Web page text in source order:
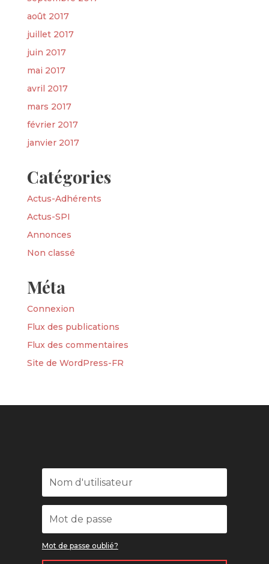
août 2017
juillet 2017
juin 2017
mai 2017
avril 2017
mars 2017
février 2017
janvier 2017
Catégories
Actus-Adhérents
Actus-SPI
Annonces
Non classé
Méta
Connexion
Flux des publications
Flux des commentaires
Site de WordPress-FR
Mot de passe oublié?